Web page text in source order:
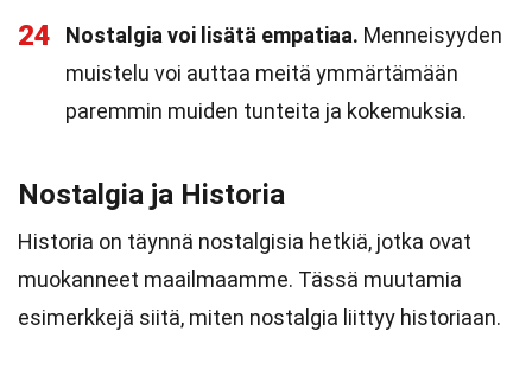
24 Nostalgia voi lisätä empatiaa. Menneisyyden
muistelu voi auttaa meitä ymmärtämään
paremmin muiden tunteita ja kokemuksia.
Nostalgia ja Historia
Historia on täynnä nostalgisia hetkiä, jotka ovat
muokanneet maailmaamme. Tässä muutamia
esimerkkejä siitä, miten nostalgia liittyy historiaan.